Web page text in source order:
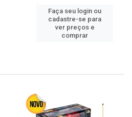
Faça seu login ou
cadastre-se para
ver preços e
comprar